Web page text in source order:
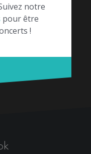
notre
pour être
!